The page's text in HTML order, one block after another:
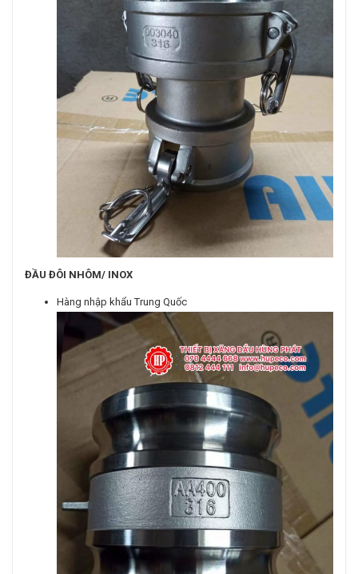
ĐẦU ĐÔI NHÔM/ INOX
Hàng nhập khẩu Trung Quốc